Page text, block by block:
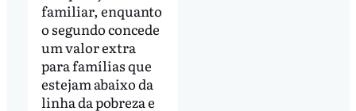
familiar, enquanto
o segundo concede
um valor extra
para famílias que
estejam abaixo da
linha da pobreza e